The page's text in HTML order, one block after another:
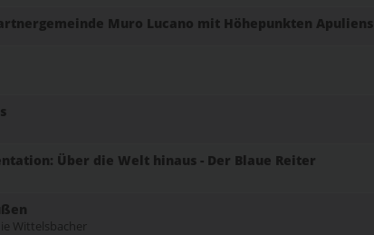
Muro Lucano mit Höhepunkten Apuliens
Über die Welt hinaus - Der Blaue Reiter
Wittelsbacher